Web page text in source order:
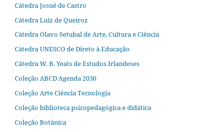
Cátedra Josué de Castro
Cátedra Luiz de Queiroz
Cátedra Olavo Setubal de Arte, Cultura e Ciência
Cátedra UNESCO de Direto à Educação
Cátedra W. B. Yeats de Estudos Irlandeses
Coleção ABCD Agenda 2030
Coleção Arte Ciência Tecnologia
Coleção biblioteca psicopedagógica e didática
Coleção Botânica